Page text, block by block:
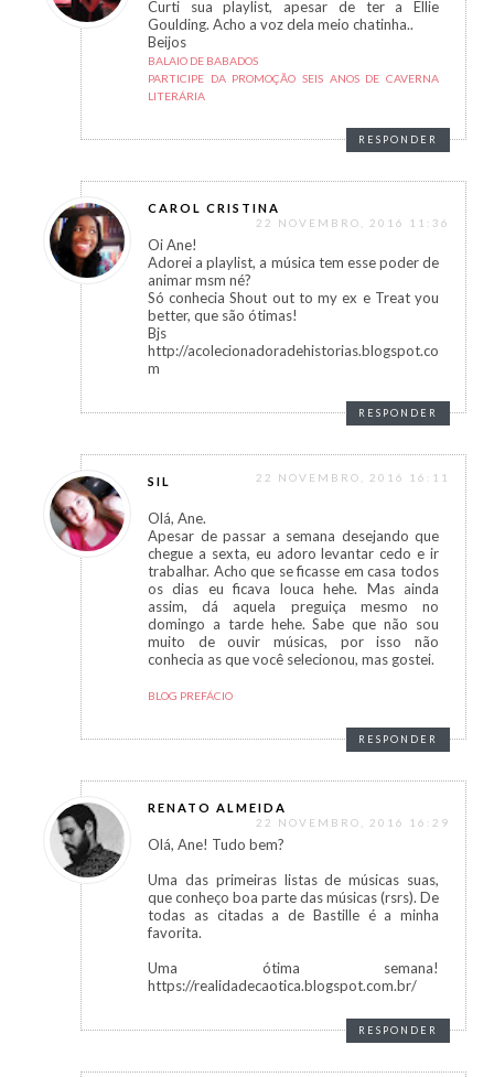
Curti sua playlist, apesar de ter a Ellie
Goulding. Acho a voz dela meio chatinha..
Beijos
BALAIO DE BABADOS
PARTICIPE DA PROMOÇÃO SEIS ANOS DE CAVERNA
LITERÁRIA
RESPONDER
CAROL CRISTINA
22 NOVEMBRO, 2016 11:36
Oi Ane!
Adorei a playlist, a música tem esse poder de
animar msm né?
Só conhecia Shout out to my ex e Treat you
better, que são ótimas!
Bjs
http://acolecionadoradehistorias.blogspot.co
m
RESPONDER
SIL 22 NOVEMBRO, 2016 16:11
Olá, Ane.
Apesar de passar a semana desejando que
chegue a sexta, eu adoro levantar cedo e ir
trabalhar. Acho que se ficasse em casa todos
os dias eu ficava louca hehe. Mas ainda
assim, dá aquela preguiça mesmo no
domingo a tarde hehe. Sabe que não sou
muito de ouvir músicas, por isso não
conhecia as que você selecionou, mas gostei.
BLOG PREFÁCIO
RESPONDER
RENATO ALMEIDA
22 NOVEMBRO, 2016 16:29
Olá, Ane! Tudo bem?
Uma das primeiras listas de músicas suas,
que conheço boa parte das músicas (rsrs). De
todas as citadas a de Bastille é a minha
favorita.
Uma ótima semana!
https://realidadecaotica.blogspot.com.br/
RESPONDER